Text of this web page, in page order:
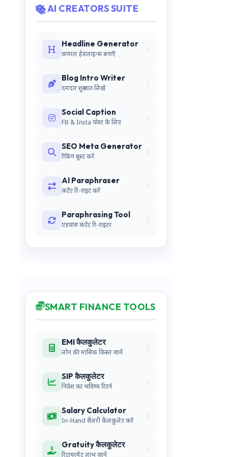
AI CREATORS SUITE
Headline Generator
वायरल हेडलाइन्स बनाएँ
Blog Intro Writer
दमदार शुरुआत लिखें
Social Caption
FB & Insta पोस्ट के लिए
SEO Meta Generator
रैंकिंग बूस्ट करें
AI Paraphraser
कंटेंट रि-राइट करें
Paraphrasing Tool
एडवांस कंटेंट रि-राइटर
SMART FINANCE TOOLS
EMI कैलकुलेटर
लोन की मासिक किस्त जानें
SIP कैलकुलेटर
निवेश का भविष्य रिटर्न
Salary Calculator
In-Hand सैलरी कैलकुलेट करें
Gratuity कैलकुलेटर